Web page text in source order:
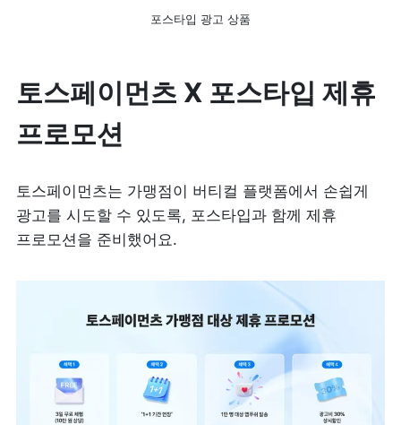
포스타입 광고 상품
토스페이먼츠 X 포스타입 제휴
프로모션
토스페이먼츠는 가맹점이 버티컬 플랫폼에서 손쉽게
광고를 시도할 수 있도록, 포스타입과 함께 제휴
프로모션을 준비했어요.